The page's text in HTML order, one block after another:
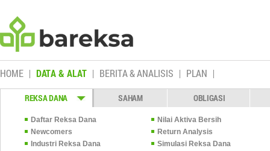
HOME DATA & ALAT BERITA & ANALISIS PLAN
REKSA DANA SAHAM OBLIGASI
Daftar Reksa Dana
Nilai Aktiva Bersih
Newcomers
Return Analysis
Industri Reksa Dana
Simulasi Reksa Dana